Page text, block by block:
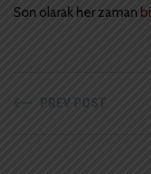
Son olarak her zaman
PREV POST